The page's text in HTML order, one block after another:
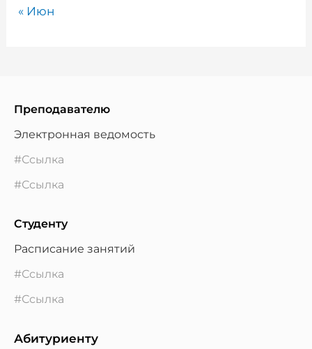
« Июн
Преподавателю
Электронная ведомость
#Ссылка
#Ссылка
Студенту
Расписание занятий
#Ссылка
#Ссылка
Абитуриенту